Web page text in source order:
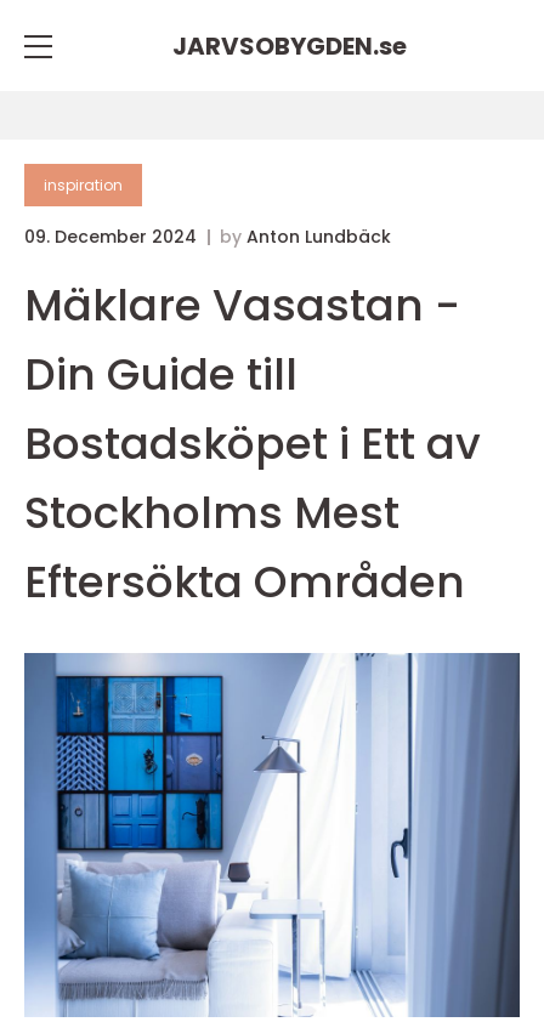
JARVSOBYGDEN.se
inspiration
09. December 2024 by Anton Lundbäck
Mäklare Vasastan -
Din Guide till
Bostadsköpet i Ett av
Stockholms Mest
Eftersökta Områden